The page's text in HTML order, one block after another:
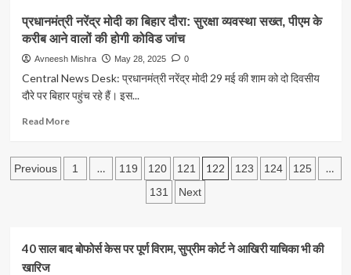
की
सख्ती,
टीम
ने
रुकवाया
निर्माण
कार्य
समाजवादी
नेता
शिवपाल
ने
उठाए
सिंदूर
सवाल,
बोले
नहीं
प्रधानमंत्री नरेंद्र मोदी का बिहार दौरा: सुरक्षा व्यवस्था सख्त, पीएम के
करीब आने वालों की होगी कोविड जांच
Avneesh Mishra May 28, 2025 0
Central News Desk: प्रधानमंत्री नरेंद्र मोदी 29 मई की शाम को दो दिवसीय
दौरे पर बिहार पहुंच रहे हैं। इस...
Read MoreRead
प्रधानमंत्री
नरेंद्र
सुरक्षा
Posts
Previous 1 … 119 120 121 122 123 124 125 …
131 Next
40 साल बाद बोफोर्स केस पर पूर्ण विराम, सुप्रीम कोर्ट ने आखिरी याचिका भी की
खारिज